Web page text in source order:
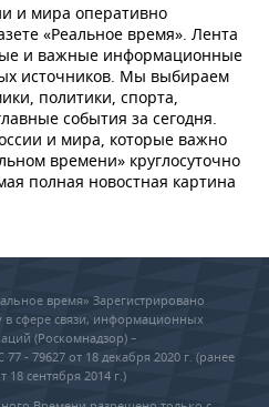
и мира оперативно
«Реальное время». Лента
и важные информационные
источников. Мы выбираем
политики, спорта,
события за сегодня.
и мира, которые важно
времени» круглосуточно
полная новостная картина
время» Зарегистрировано
сфере связи, информационных
(Роскомнадзор) –
- 79627 от 18 декабря 2020 г. (ранее
18 сентября 2014 г.)